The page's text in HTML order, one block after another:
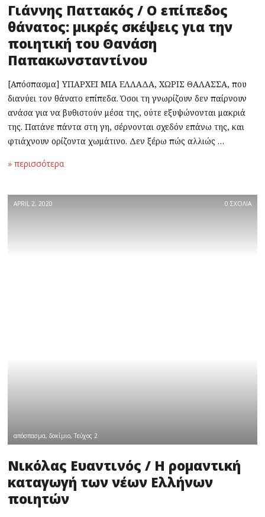
Γιάννης Παττακός / Ο επίπεδος
θάνατος: μικρές σκέψεις για την
ποιητική του Θανάση
Παπακωνσταντίνου
[Απόσπασμα] ΥΠΑΡΧΕΙ ΜΙΑ ΕΛΛΑΔΑ, ΧΩΡΙΣ ΘΑΛΑΣΣΑ, που
διανύει τον θάνατο επίπεδα. Όσοι τη γνωρίζουν δεν παίρνουν
ανάσα για να βυθιστούν μέσα της, ούτε εξυψώνονται μακριά
της. Πατάνε πάντα στη γη, σέρνονται σχεδόν επάνω της, και
φτιάχνουν ορίζοντα χωμάτινο. Δεν ξέρω πώς αλλιώς …
» περισσότερα
APRIL 2, 2020 0 ΣΧΟΛΙΑ
απόσπασμα,δοκίμιο,Τεύχος 2
Νικόλας Ευαντινός / Η ρομαντική
καταγωγή των νέων Ελλήνων
ποιητών